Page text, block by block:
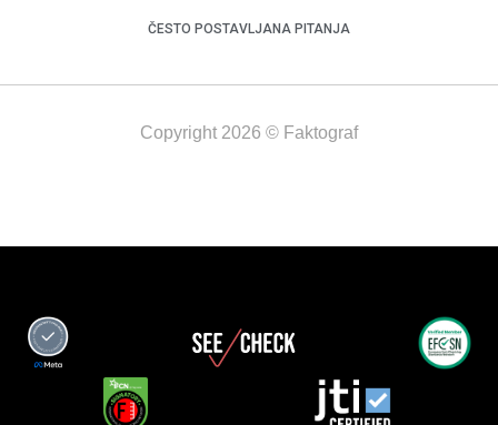
ČESTO POSTAVLJANA PITANJA
Copyright 2026 © Faktograf